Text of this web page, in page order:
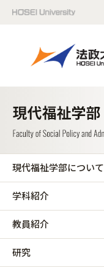
現代福祉学部について
学科紹介
教員紹介
研究